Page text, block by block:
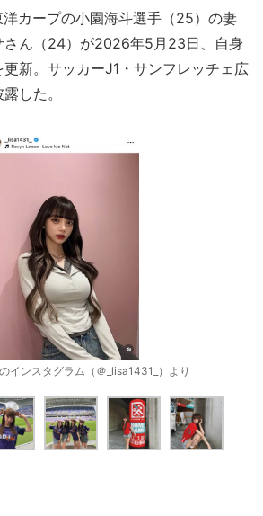
カープの小園海斗選手（25）の妻
さん（24）が2026年5月23日、自身
新。サッカーJ1・サンフレッチェ広
した。
インスタグラム（＠_lisa1431_）より